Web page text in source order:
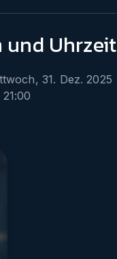
und Uhrzeit
31. Dez. 2025
21:00